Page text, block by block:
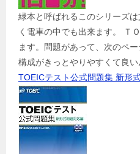
緑本と呼ばれるこのシリーズ
く電車の中でも出来ます。 Ｔ
ます。問題があって、次のペ
構成がきっとやりやすくて良い
TOEICテスト公式問題集 新形